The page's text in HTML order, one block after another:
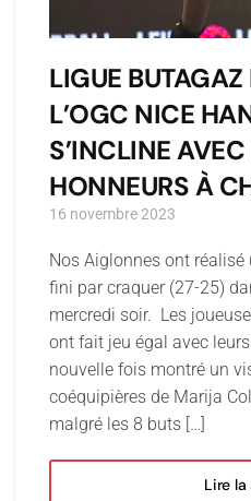
LIGUE BUTAGAZ
L’OGC NICE
S’INCLINE AVEC
HONNEURS À
16 novembre 2023
Nos Aiglonnes ont
fini par craquer (27-25)
mercredi soir. Les
ont fait jeu égal avec
nouvelle fois montré un
coéquipières de Marija
malgré les 8 buts […]
Lire